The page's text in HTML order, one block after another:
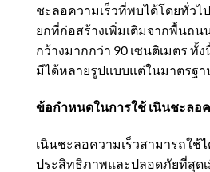
ชะลอความเร็วที่พบได้โดยทั่ว
ยกที่ก่อสร้างเพิ่มเติมจากพื้นถน
กว้างมากกว่า 90 เซนติเมตร ทั้
มีได้หลายรูปแบบแต่ในมาตรฐา
ข้อกําหนดในการใช้ เนินชะลอ
เนินชะลอความเร็วสามารถใช้
ประสิทธิภาพและปลอดภัยที่สุด